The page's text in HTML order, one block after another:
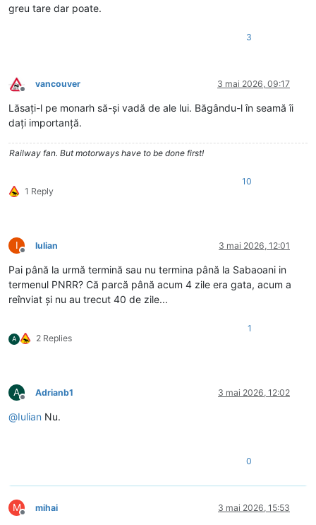
greu tare dar poate.
3
Deconectat
vancouver 3 mai 2026, 09:17
Lăsați-l pe monarh să-și vadă de ale lui. Băgându-l în seamă îi
dați importanță.
Railway fan. But motorways have to be done first!
1 Reply
10
I
Deconectat
Iulian 3 mai 2026, 12:01
Pai până la urmă termină sau nu termina până la Sabaoani in
termenul PNRR? Că parcă până acum 4 zile era gata, acum a
reînviat și nu au trecut 40 de zile...
A 2 Replies
1
A
Deconectat
Adrianb1 3 mai 2026, 12:02
@Iulian Nu.
0
M
Deconectat
mihai 3 mai 2026, 15:53